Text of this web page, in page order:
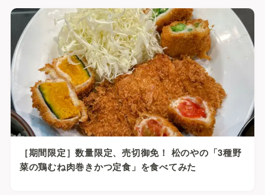
［期間限定］数量限定、売切御免！ 松のやの「3種野
菜の鶏むね肉巻きかつ定食」を食べてみた